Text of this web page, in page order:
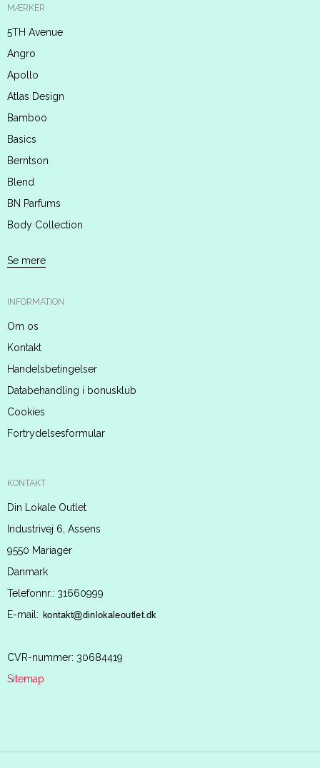
MÆRKER
5TH Avenue
Angro
Apollo
Atlas Design
Bamboo
Basics
Berntson
Blend
BN Parfums
Body Collection
Se mere
INFORMATION
Om os
Kontakt
Handelsbetingelser
Databehandling i bonusklub
Cookies
Fortrydelsesformular
KONTAKT
Din Lokale Outlet
Industrivej 6, Assens
9550 Mariager
Danmark
Telefonnr.: 31660999
E-mail :
CVR-nummer: 30684419
Sitemap